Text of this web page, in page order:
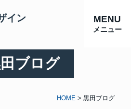
イン MENU
メニュー
ブログ
HOME >黒田ブログ